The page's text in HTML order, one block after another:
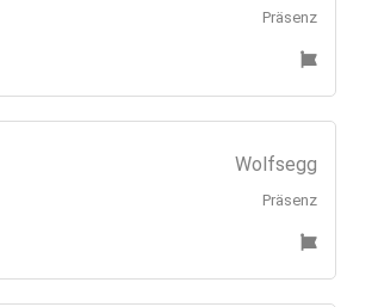
Präsenz
Wolfsegg
Präsenz